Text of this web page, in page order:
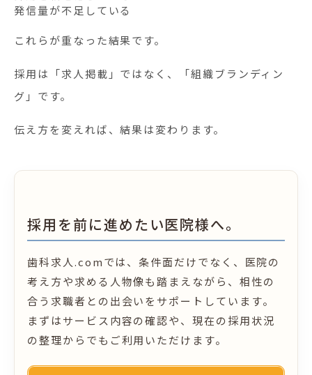
発信量が不足している
これらが重なった結果です。
採用は「求人掲載」ではなく、「組織ブランディン
グ」です。
伝え方を変えれば、結果は変わります。
採用を前に進めたい医院様へ。
歯科求人.comでは、条件面だけでなく、医院の
考え方や求める人物像も踏まえながら、相性の
合う求職者との出会いをサポートしています。
まずはサービス内容の確認や、現在の採用状況
の整理からでもご利用いただけます。